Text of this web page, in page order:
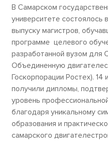
В Самарском
университете состоялось
выпуску магистров,
программе целевого
разработанной вузом для
Объединенную
Госкорпорации Ростех).
получили дипломы,
уровень
благодаря уникальному
образования и
самарского